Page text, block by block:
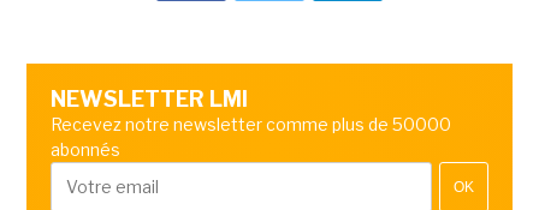
NEWSLETTER LMI
Recevez notre newsletter comme plus de 50000
abonnés
OK